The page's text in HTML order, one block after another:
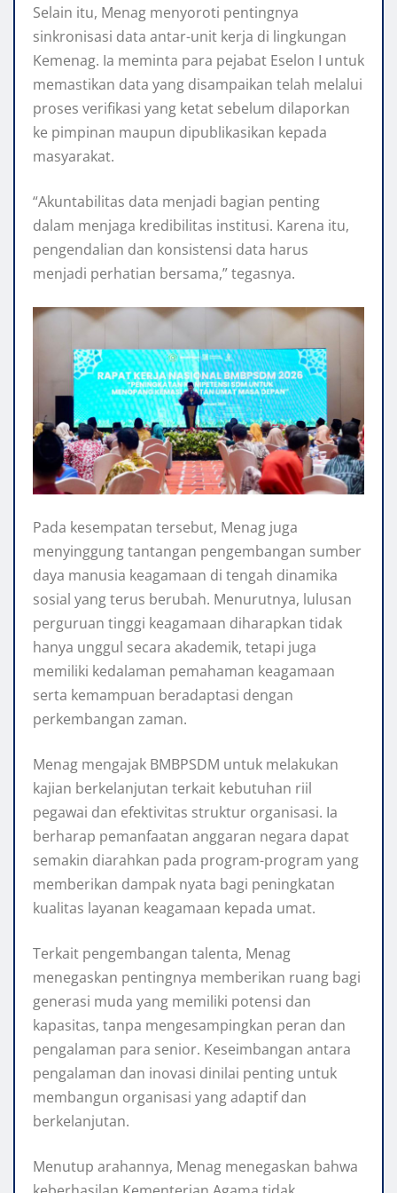
Selain itu, Menag menyoroti pentingnya
sinkronisasi data antar-unit kerja di lingkungan
Kemenag. Ia meminta para pejabat Eselon I untuk
memastikan data yang disampaikan telah melalui
proses verifikasi yang ketat sebelum dilaporkan
ke pimpinan maupun dipublikasikan kepada
masyarakat.
“Akuntabilitas data menjadi bagian penting
dalam menjaga kredibilitas institusi. Karena itu,
pengendalian dan konsistensi data harus
menjadi perhatian bersama,” tegasnya.
Pada kesempatan tersebut, Menag juga
menyinggung tantangan pengembangan sumber
daya manusia keagamaan di tengah dinamika
sosial yang terus berubah. Menurutnya, lulusan
perguruan tinggi keagamaan diharapkan tidak
hanya unggul secara akademik, tetapi juga
memiliki kedalaman pemahaman keagamaan
serta kemampuan beradaptasi dengan
perkembangan zaman.
Menag mengajak BMBPSDM untuk melakukan
kajian berkelanjutan terkait kebutuhan riil
pegawai dan efektivitas struktur organisasi. Ia
berharap pemanfaatan anggaran negara dapat
semakin diarahkan pada program-program yang
memberikan dampak nyata bagi peningkatan
kualitas layanan keagamaan kepada umat.
Terkait pengembangan talenta, Menag
menegaskan pentingnya memberikan ruang bagi
generasi muda yang memiliki potensi dan
kapasitas, tanpa mengesampingkan peran dan
pengalaman para senior. Keseimbangan antara
pengalaman dan inovasi dinilai penting untuk
membangun organisasi yang adaptif dan
berkelanjutan.
Menutup arahannya, Menag menegaskan bahwa